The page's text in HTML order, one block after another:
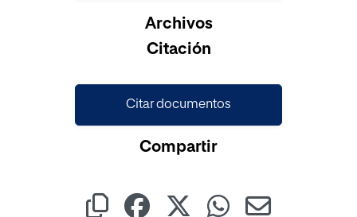
Cargando...
Archivos
Citación
Citar documentos
Compartir